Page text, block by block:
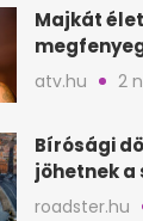
Majkát
a
atv.hu 2
Bírósági
jöhetnek
Európa
roadster.hu